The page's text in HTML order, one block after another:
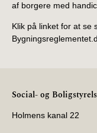
af borgere med
Klik på linket for at
Social- og
Holmens kanal 22